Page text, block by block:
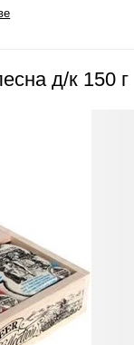
д/к 150 г